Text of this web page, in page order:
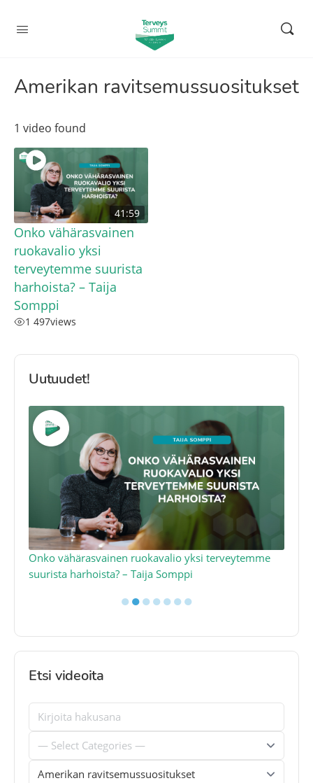
Amerikan ravitsemussuositukset
1 video found
41:59
Onko vähärasvainen
ruokavalio yksi
terveytemme suurista
harhoista? – Taija
Somppi
1 497views
Uutuudet!
Onko vähärasvainen ruokavalio yksi terveytemme
suurista harhoista? – Taija Somppi
●●●●●●●
Etsi videoita